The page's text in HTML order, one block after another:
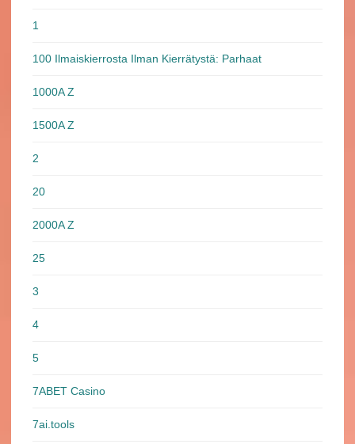
1
100 Ilmaiskierrosta Ilman Kierrätystä: Parhaat
1000A Z
1500A Z
2
20
2000A Z
25
3
4
5
7ABET Casino
7ai.tools